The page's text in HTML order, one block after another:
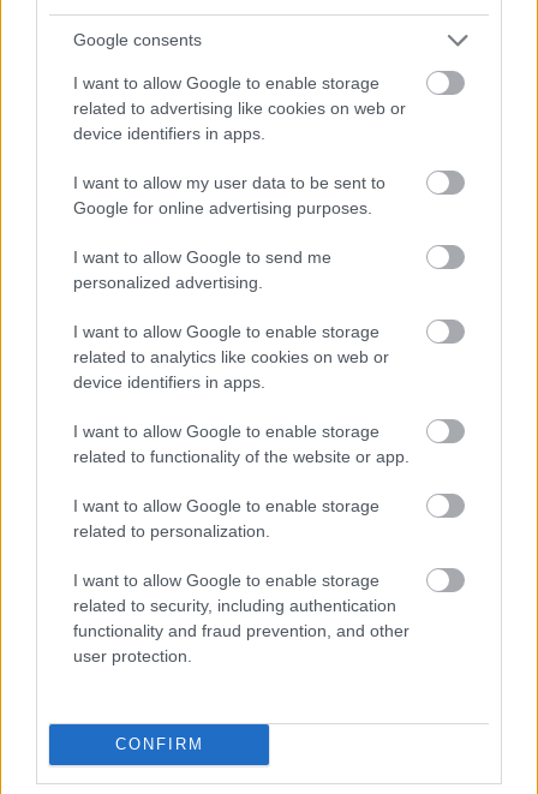
Google consents
I want to allow Google to enable storage
related to advertising like cookies on web or
device identifiers in apps.
I want to allow my user data to be sent to
Google for online advertising purposes.
I want to allow Google to send me
personalized advertising.
I want to allow Google to enable storage
related to analytics like cookies on web or
device identifiers in apps.
I want to allow Google to enable storage
related to functionality of the website or app.
I want to allow Google to enable storage
related to personalization.
I want to allow Google to enable storage
related to security, including authentication
functionality and fraud prevention, and other
user protection.
CONFIRM
EZEK IS ÉRDEKELHETNEK
Helyek
ENNEK ÖRÜLNI FOGUNK: KIJÖTT EGY RANGSOR,
AHOL BUDAPEST ELŐZI BÉCSET, LONDONT ÉS
Európa 100 városát értékelték, a magyar főváros az előkelő 9.
helyen végzett. A Holidu nyaralóapartman-kiadó cég 2026-
ban összeállított egy lista Európa legjobb gasztrovárosaival.